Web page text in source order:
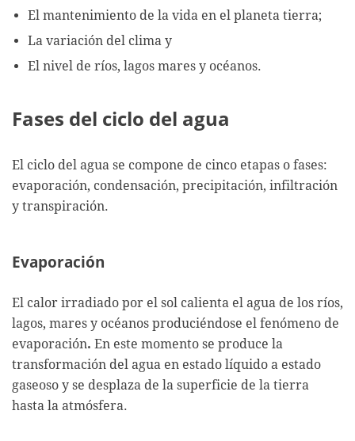
El mantenimiento de la vida en el planeta tierra;
La variación del clima y
El nivel de ríos, lagos mares y océanos.
Fases del ciclo del agua
El ciclo del agua se compone de cinco etapas o fases:
evaporación, condensación, precipitación, infiltración
y transpiración.
Evaporación
El calor irradiado por el sol calienta el agua de los ríos,
lagos, mares y océanos produciéndose el fenómeno de
evaporación. En este momento se produce la
transformación del agua en estado líquido a estado
gaseoso y se desplaza de la superficie de la tierra
hasta la atmósfera.